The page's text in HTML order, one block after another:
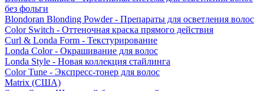
без фольги
Blondoran Blonding Powder - Препараты для осветления волос
Color Switch - Оттеночная краска прямого действия
Curl & Londa Form - Текстурирование
Londa Color - Окрашивание для волос
Londa Style - Новая коллекция стайлинга
Color Tune - Экспресс-тонер для волос
Matrix (США)